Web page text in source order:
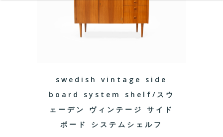
swedish vintage side
board system shelf/スウ
ェーデン ヴィンテージ サイド
ボード システムシェルフ